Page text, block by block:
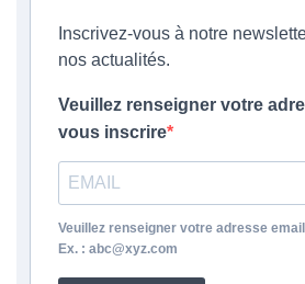
Inscrivez-vous à notre
nos actualités.
Veuillez renseigner votre
vous inscrire
Veuillez renseigner votre adresse
Ex. : abc@xyz.com